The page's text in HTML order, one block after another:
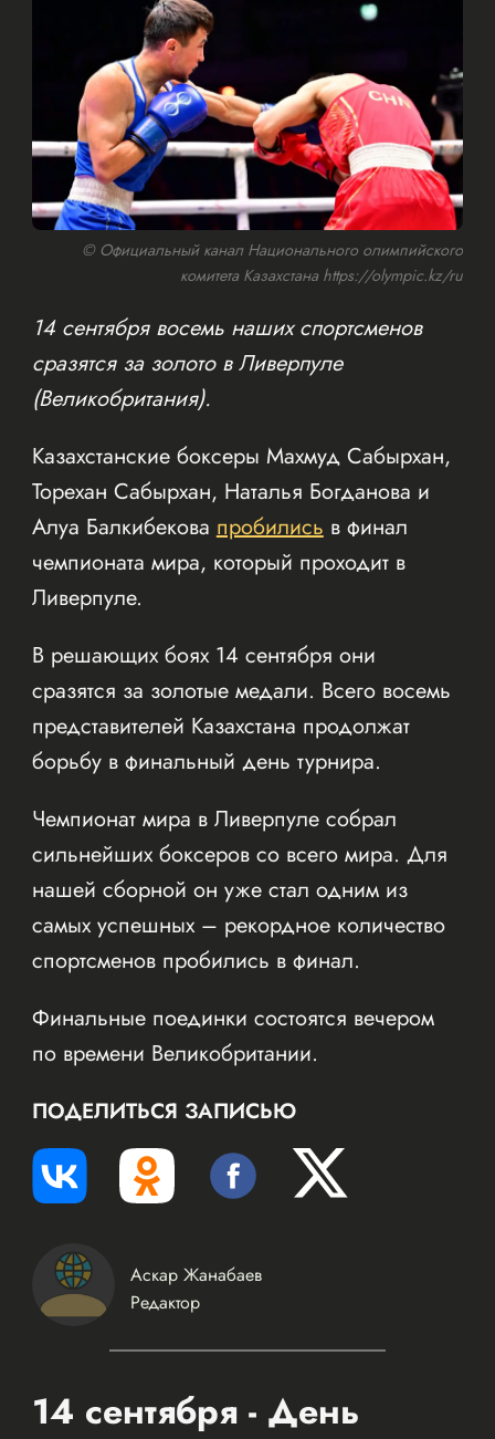
© Официальный канал Национального олимпийского
комитета Казахстана https://olympic.kz/ru
14 сентября восемь наших спортсменов
сразятся за золото в Ливерпуле
(Великобритания).
Казахстанские боксеры Махмуд Сабырхан,
Торехан Сабырхан, Наталья Богданова и
Алуа Балкибековапробилисьв финал
чемпионата мира, который проходит в
Ливерпуле.
В решающих боях 14 сентября они
сразятся за золотые медали. Всего восемь
представителей Казахстана продолжат
борьбу в финальный день турнира.
Чемпионат мира в Ливерпуле собрал
сильнейших боксеров со всего мира. Для
нашей сборной он уже стал одним из
самых успешных – рекордное количество
спортсменов пробились в финал.
Финальные поединки состоятся вечером
по времени Великобритании.
ПОДЕЛИТЬСЯ ЗАПИСЬЮ
Аскар Жанабаев
Редактор
14 сентября - День